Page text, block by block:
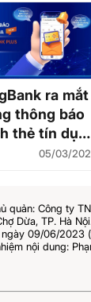
ra mắt
thông báo
thẻ tín dụng
05/03/
quản: Công ty
Dừa, TP. Hà
09/06/2023
nội dung: